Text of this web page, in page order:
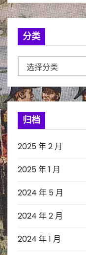
分类
类
归档
2025 年 2 月
2025 年 1 月
2024 年 5 月
2024 年 2 月
2024 年 1 月